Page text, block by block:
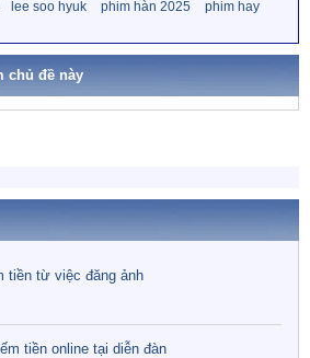
lee soo hyuk phim hàn 2025
phim hay
chủ đề này
tiền từ việc đăng ảnh
tiền online tại diễn đàn